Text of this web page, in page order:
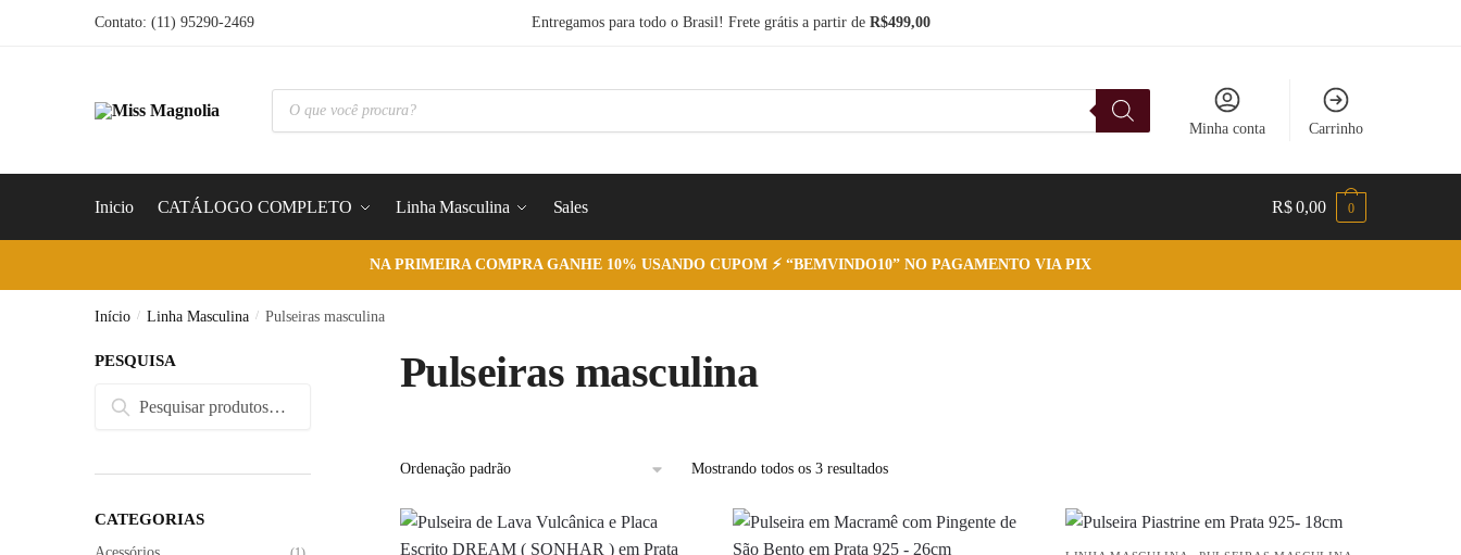
Contato: (11) 95290-2469 Entregamos para todo o Brasil! Frete grátis a partir deR$499,00
Pesquisar
produtos
Minha conta Carrinho
Inicio CATÁLOGO COMPLETO Linha Masculina Sales R$0,00 0
NA PRIMEIRA COMPRA GANHE 10% USANDO CUPOM ⚡ “BEMVINDO10” NO PAGAMENTO VIA PIX
Início / Linha Masculina / Pulseiras masculina
Pulseiras masculina
Mostrando todos os 3 resultados
PESQUISA
Pesquisar
Pesquisar
CATEGORIAS